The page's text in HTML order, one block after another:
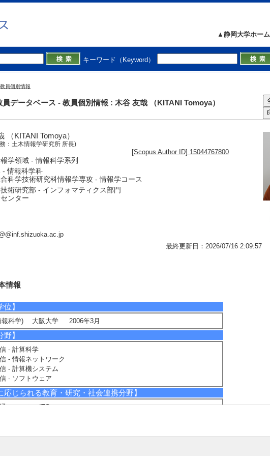
▲静岡大学ホーム
キーワード（Keyword）
教員個別情報
データベース - 教員個別情報 : 木谷 友哉 （KITANI Tomoya）
（KITANI Tomoya）
務：土木情報学研究所 所長)
[Scopus Author ID] 15044767800
学領域 - 情報科学系列
- 情報科学科
科学技術研究科情報学専攻 - 情報学コース
術研究部 - インフォマティクス部門
ンター
最終更新日：2026/07/16 2:09:57
情報
位】
報科学) 大阪大学 2006年3月
野】
- 計算科学
- 情報ネットワーク
- 計算機システム
- ソフトウェア
応じられる教育・研究・社会連携分野】
システム（ITS）
ットワーク